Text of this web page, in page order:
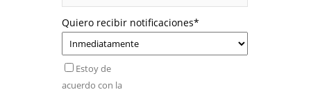
Quiero recibir notificaciones*
Estoy de
acuerdo con la